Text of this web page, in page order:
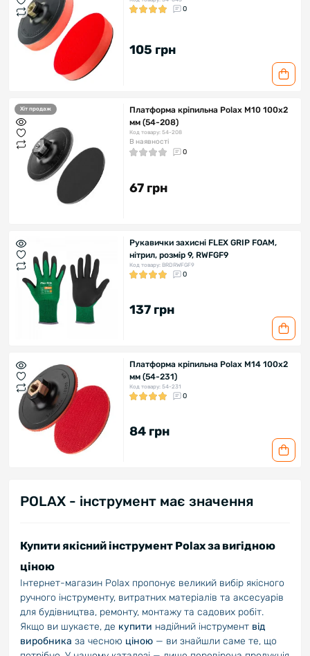
0
105 грн
Хіт продаж
Платформа кріпильна Polax М10 100х2
мм (54-208)
Код товару: 54-208
В наявності
0
67 грн
Рукавички захисні FLEX GRIP FOAM,
нітрил, розмір 9, RWFGF9
Код товару: BRDRWFGF9
0
137 грн
Платформа кріпильна Polax М14 100х2
мм (54-231)
Код товару: 54-231
0
84 грн
POLAX - інструмент має значення
Купити якісний інструмент Polax за вигідною
ціною
Інтернет-магазин Polax пропонує великий вибір якісного
ручного інструменту, витратних матеріалів та аксесуарів
для будівництва, ремонту, монтажу та садових робіт.
Якщо ви шукаєте, де купити надійний інструмент від
виробника за чесною ціною — ви знайшли саме те, що